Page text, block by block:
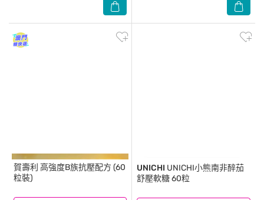
賀壽利 高強度B族抗壓配方 (60
粒裝)
UNICHI UNICHI小熊南非醉茄
舒壓軟糖 60粒